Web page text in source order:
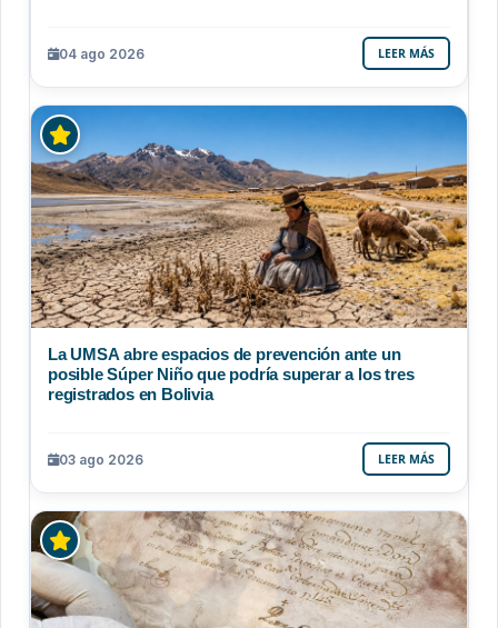
04 ago 2026 LEER MÁS
La UMSA abre espacios de prevención ante un
posible Súper Niño que podría superar a los tres
registrados en Bolivia
03 ago 2026 LEER MÁS